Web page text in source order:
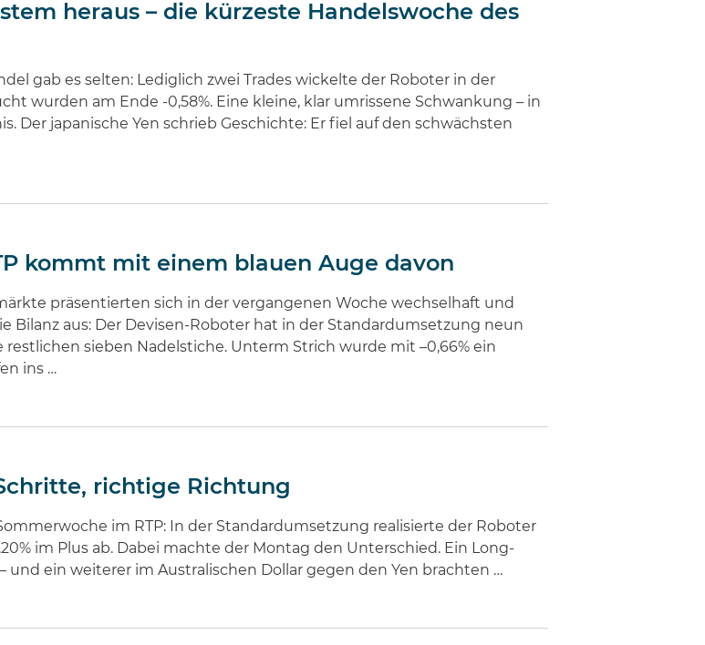
heraus – die kürzeste Handelswoche des
gab es selten: Lediglich zwei Trades wickelte der Roboter in der
wurden am Ende -0,58%. Eine kleine, klar umrissene Schwankung – in
Der japanische Yen schrieb Geschichte: Er fiel auf den schwächsten
kommt mit einem blauen Auge davon
präsentierten sich in der vergangenen Woche wechselhaft und
Bilanz aus: Der Devisen-Roboter hat in der Standardumsetzung neun
restlichen sieben Nadelstiche. Unterm Strich wurde mit –0,66% ein
ins …
richtige Richtung
im RTP: In der Standardumsetzung realisierte der Roboter
im Plus ab. Dabei machte der Montag den Unterschied. Ein Long-
und ein weiterer im Australischen Dollar gegen den Yen brachten …